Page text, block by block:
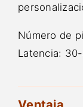
Número de
Latencia: